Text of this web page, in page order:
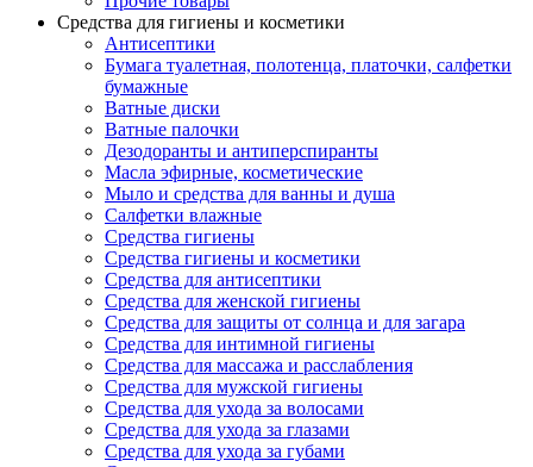
Средства для гигиены и косметики
Антисептики
Бумага туалетная, полотенца, платочки, салфетки
бумажные
Ватные диски
Ватные палочки
Дезодоранты и антиперспиранты
Масла эфирные, косметические
Мыло и средства для ванны и душа
Салфетки влажные
Средства гигиены
Средства гигиены и косметики
Средства для антисептики
Средства для женской гигиены
Средства для защиты от солнца и для загара
Средства для интимной гигиены
Средства для массажа и расслабления
Средства для мужской гигиены
Средства для ухода за волосами
Средства для ухода за глазами
Средства для ухода за губами